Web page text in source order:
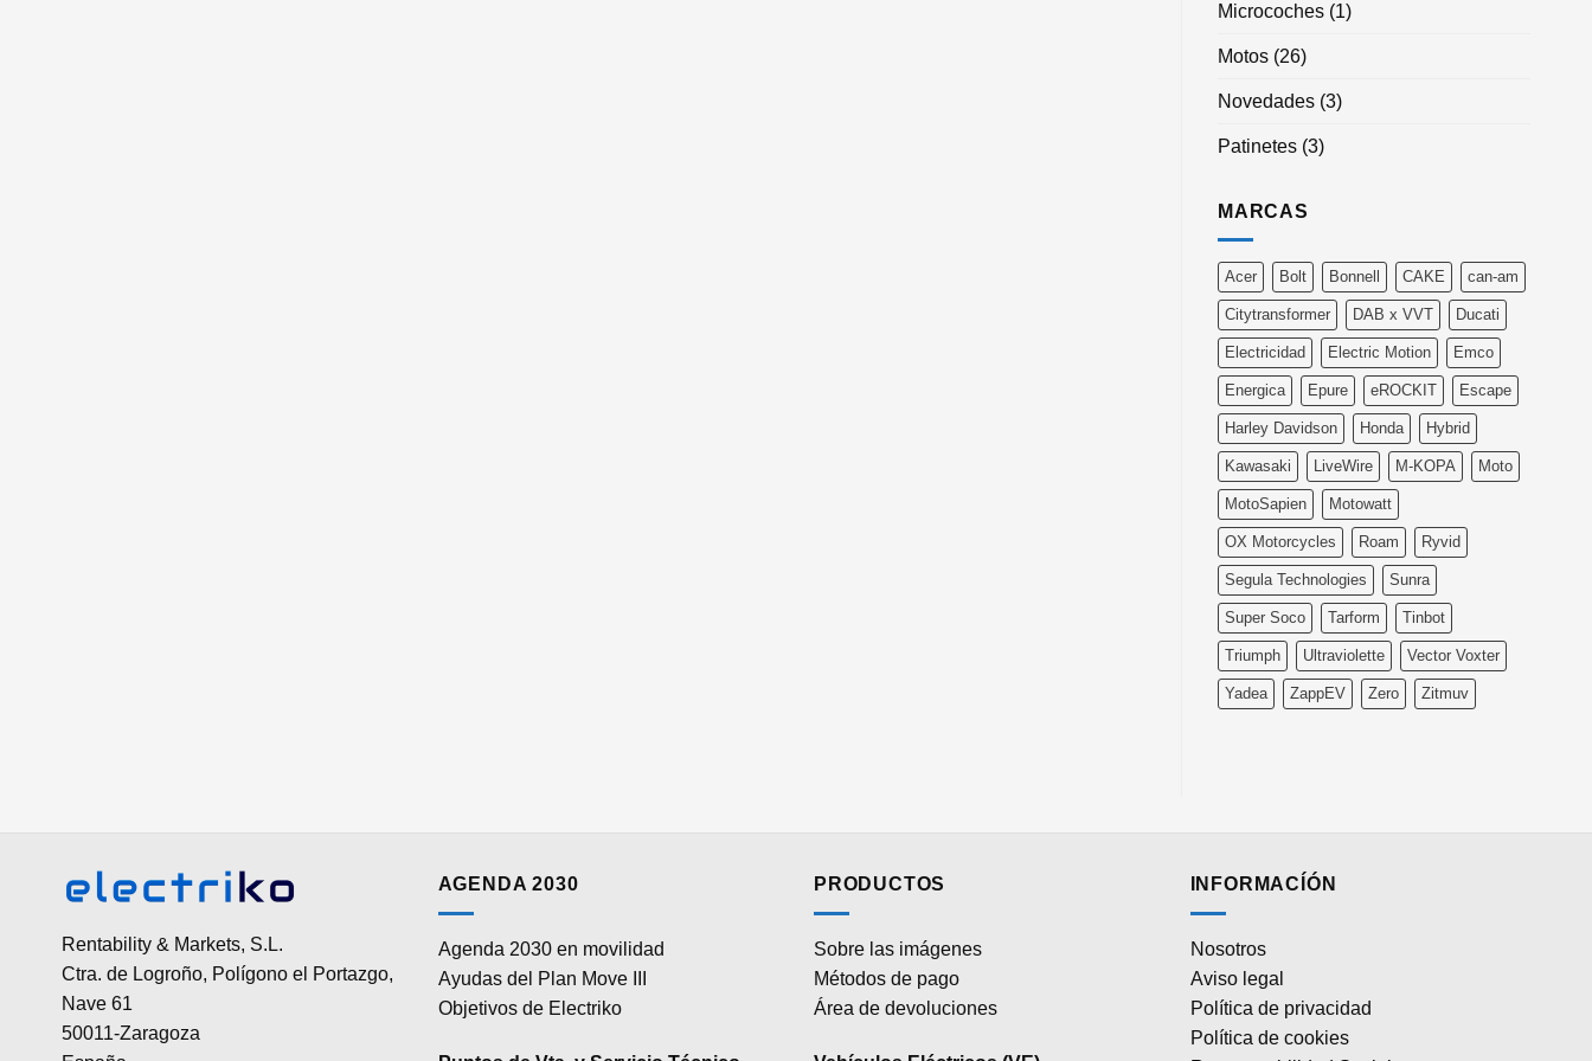
Microcoches (1)
Motos (26)
Novedades (3)
Patinetes (3)
MARCAS
Acer Bolt Bonnell CAKE can-am
Citytransformer DAB x VVT Ducati
Electricidad Electric Motion Emco
Energica Epure eROCKIT Escape
Harley Davidson Honda Hybrid
Kawasaki LiveWire M-KOPA Moto
MotoSapien Motowatt
OX Motorcycles Roam Ryvid
Segula Technologies Sunra
Super Soco Tarform Tinbot
Triumph Ultraviolette Vector Voxter
Yadea ZappEV Zero Zitmuv
Rentability & Markets, S.L.
Ctra. de Logroño, Polígono el Portazgo,
Nave 61
50011-Zaragoza
AGENDA 2030
Agenda 2030 en movilidad
Ayudas del Plan Move III
Objetivos de Electriko
PRODUCTOS
Sobre las imágenes
Métodos de pago
Área de devoluciones
INFORMACÍÓN
Nosotros
Aviso legal
Política de privacidad
Política de cookies